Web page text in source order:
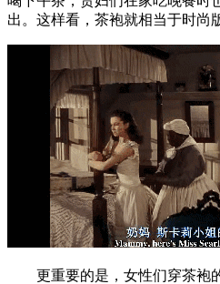
出。这样看，茶袍就相当于时尚
更重要的是，女性们穿茶袍的